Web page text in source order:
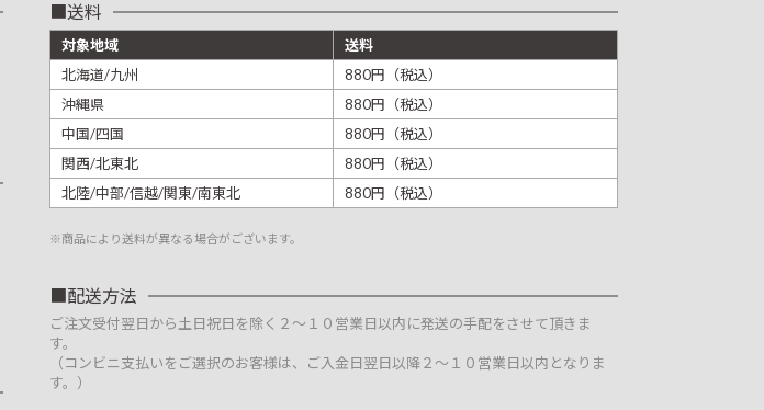
送料
対象地域
送料
北海道/九州
880円（税込）
沖縄県
880円（税込）
中国/四国
880円（税込）
関西/北東北
880円（税込）
北陸/中部/信越/関東/南東北
880円（税込）
※商品により送料が異なる場合がございます。
配送方法
ご注文受付翌日から土日祝日を除く２～１０営業日以内に発送の手配をさせて頂きま
す。
（コンビニ支払いをご選択のお客様は、ご入金日翌日以降２～１０営業日以内となりま
す。）